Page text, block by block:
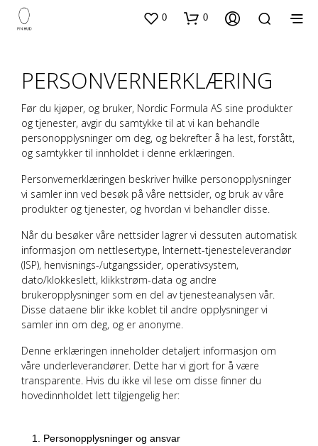
0 0
PERSONVERNERKLÆRING
Før du kjøper, og bruker, Nordic Formula AS sine produkter
og tjenester, avgir du samtykke til at vi kan behandle
personopplysninger om deg, og bekrefter å ha lest, forstått,
og samtykker til innholdet i denne erklæringen.
Personvernerklæringen beskriver hvilke personopplysninger
vi samler inn ved besøk på våre nettsider, og bruk av våre
produkter og tjenester, og hvordan vi behandler disse.
Når du besøker våre nettsider lagrer vi dessuten automatisk
informasjon om nettlesertype, Internett-tjenesteleverandør
(ISP), henvisnings-/utgangssider, operativsystem,
dato/klokkeslett, klikkstrøm-data og andre
brukeropplysninger som en del av tjenesteanalysen vår.
Disse dataene blir ikke koblet til andre opplysninger vi
samler inn om deg, og er anonyme.
Denne erklæringen inneholder detaljert informasjon om
våre underleverandører. Dette har vi gjort for å være
transparente. Hvis du ikke vil lese om disse finner du
hovedinnholdet lett tilgjengelig her:
Personopplysninger og ansvar